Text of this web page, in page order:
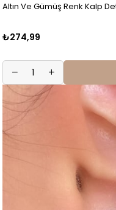
Altın Ve Gümüş Renk Kalp
₺274,99